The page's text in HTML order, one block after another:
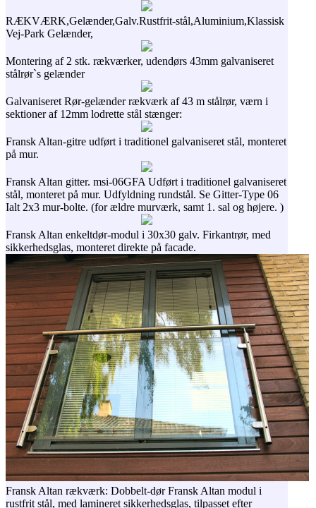
RÆKVÆRK,Gelænder,Galv.Rustfrit-stål,Aluminium,Klassisk
Vej-Park Gelænder,
Montering af 2 stk. rækværker, udendørs 43mm galvaniseret
stålrør`s gelænder
Galvaniseret Rør-gelænder rækværk af 43 m stålrør, værn i
sektioner af 12mm lodrette stål stænger:
Fransk Altan-gitre udført i traditionel galvaniseret stål, monteret
på mur.
Fransk Altan gitter. msi-06GFA Udført i traditionel galvaniseret
stål, monteret på mur. Udfyldning rundstål. Se Gitter-Type 06
Ialt 2x3 mur-bolte. (for ældre murværk, samt 1. sal og højere. )
Fransk Altan enkeltdør-modul i 30x30 galv. Firkantrør, med
sikkerhedsglas, monteret direkte på facade.
Fransk Altan rækværk: Dobbelt-dør Fransk Altan modul i
rustfrit stål, med lamineret sikkerhedsglas, tilpasset efter